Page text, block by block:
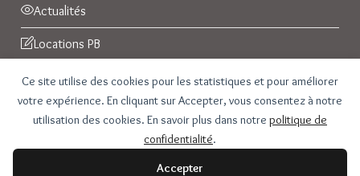
Ce site utilise des cookies pour les statistiques et pour améliorer
votre expérience. En cliquant sur Accepter, vous consentez à notre
utilisation des cookies. En savoir plus dans notre politique de
confidentialité.
Accepter
Actualités
Locations PB
Réservations
Galerie Photos